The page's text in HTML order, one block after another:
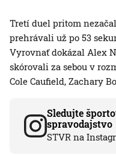
Tretí duel pritom
prehrávali už po 53
Vyrovnať dokázal Alex
skórovali za sebou v
Cole Caufield, Zachary
Sledujte
spravodajstvo
STVR na